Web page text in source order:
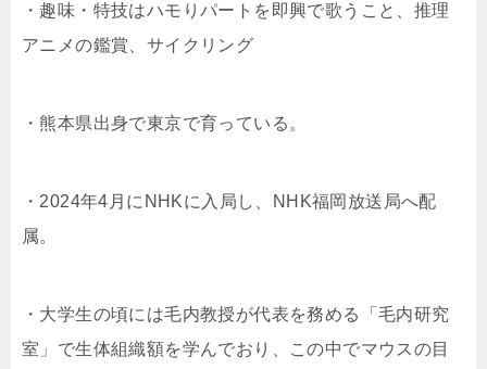
・趣味・特技はハモりパートを即興で歌うこと、推理
アニメの鑑賞、サイクリング
・熊本県出身で東京で育っている。
・2024年4月にNHKに入局し、NHK福岡放送局へ配
属。
・大学生の頃には毛内教授が代表を務める「毛内研究
室」で生体組織額を学んでおり、この中でマウスの目